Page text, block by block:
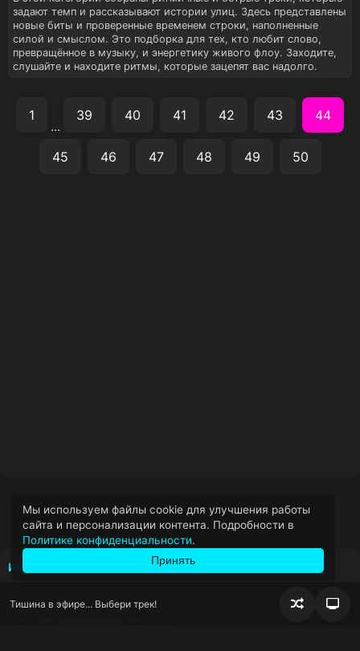
задают темп и рассказывают истории улиц. Здесь представлены
новые биты и проверенные временем строки, наполненные
силой и смыслом. Это подборка для тех, кто любит слово,
превращённое в музыку, и энергетику живого флоу. Заходите,
слушайте и находите ритмы, которые зацепят вас надолго.
1
...
39 40 41 42 43 44
45 46 47 48 49 50
ИНФОРМАЦИЯ
Тишина в эфире... Выбери трек!
Мы используем файлы cookie для улучшения работы
сайта и персонализации контента. Подробности в
Политике конфиденциальности.
Принять